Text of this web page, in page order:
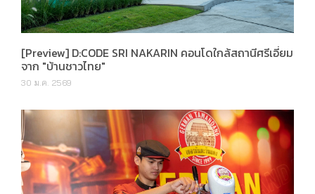
[Preview] D:CODE SRI NAKARIN คอนโดใกล้สถานีศรีเอี่ยม
จาก "บ้านชาวไทย"
30 ม.ค. 2569